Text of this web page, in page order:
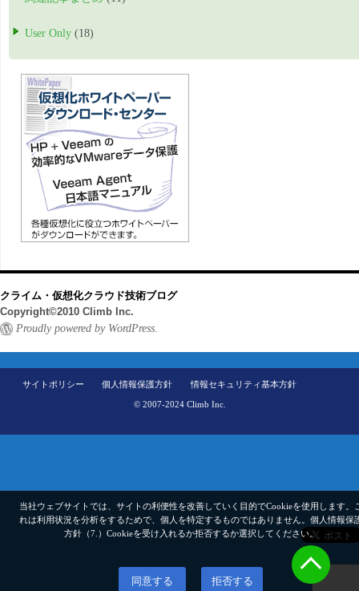
User Only (18)
クライム・仮想化クラウド技術ブログ
Copyright©2010 Climb Inc.
Proudly powered by WordPress.
サイトポリシー 個人情報保護方針 情報セキュリティ基本方針
© 2007-2024 Climb Inc.
当社ウェブサイトでは、サイトの利便性を改善していく目的でCookieを使用します。
れは利用状況を分析をするためで、個人を特定するものではありません。 個人情報保
方針（7.） Cookieを受け入れるか拒否するか選択してください。
同意する 拒否する